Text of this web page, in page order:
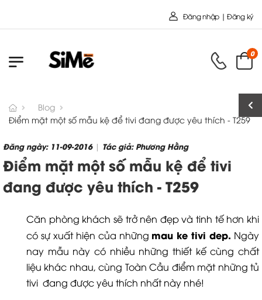
Chào mừng bạn đến với Nội Thất Toàn
Đăng nhập | Đăng ký
0
Blog
Điểm mặt một số mẫu kệ để tivi đang được yêu thích - T259
Đăng ngày: 11-09-2016| Tác giả: Phương Hằng
Điểm mặt một số mẫu kệ để tivi
đang được yêu thích - T259
Căn phòng khách sẽ trở nên đẹp và tinh tế hơn khi
có sự xuất hiện của những mau ke tivi dep. Ngày
nay mẫu này có nhiều những thiết kế cùng chất
liệu khác nhau, cùng Toàn Cầu điểm mặt những tủ
tivi đang được yêu thích nhất này nhé!